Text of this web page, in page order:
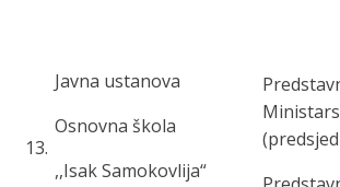
13.
Javna ustanova
Osnovna škola
,,Isak Samokovlija“